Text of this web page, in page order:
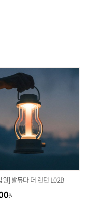
원] 발뮤다 더 랜턴 L02B
원